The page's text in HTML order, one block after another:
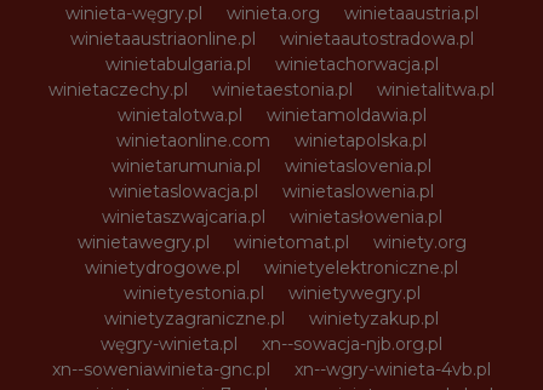
winieta-węgry.pl
winieta.org
winietaaustria.pl
winietaaustriaonline.pl
winietaautostradowa.pl
winietabulgaria.pl
winietachorwacja.pl
winietaczechy.pl
winietaestonia.pl
winietalitwa.pl
winietalotwa.pl
winietamoldawia.pl
winietaonline.com
winietapolska.pl
winietarumunia.pl
winietaslovenia.pl
winietaslowacja.pl
winietaslowenia.pl
winietaszwajcaria.pl
winietasłowenia.pl
winietawegry.pl
winietomat.pl
winiety.org
winietydrogowe.pl
winietyelektroniczne.pl
winietyestonia.pl
winietywegry.pl
winietyzagraniczne.pl
winietyzakup.pl
węgry-winieta.pl
xn--sowacja-njb.org.pl
xn--soweniawinieta-gnc.pl
xn--wgry-winieta-4vb.pl